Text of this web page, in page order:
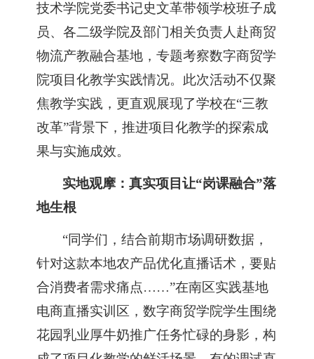
技术学院党委书记史文革带领学校班子成
员、各二级学院及部门相关负责人赴商贸
物流产教融合基地，专题考察数字商贸学
院项目化教学实践情况。此次活动不仅聚
焦教学实践，更直观展现了学校在“三教
改革”背景下，推进项目化教学的探索成
果与实施成效。
实地观摩：真实项目让“岗课融合”落
地生根
“同学们，结合前期市场调研数据，
针对这款本地农产品优化直播话术，要贴
合消费者需求痛点……”在南区实践基地
电商直播实训区，数字商贸学院学生围绕
花园乳业厚牛奶推广任务忙碌的身影，构